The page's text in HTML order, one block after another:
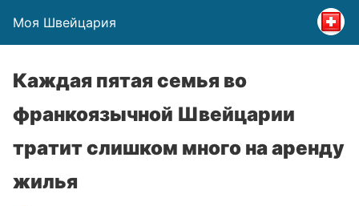
Моя Швейцария
Каждая пятая семья во
франкоязычной Швейцарии
тратит слишком много на аренду
жилья